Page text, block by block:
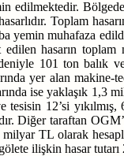
edilmektedir.
Toplam
yemin muhafaza
hasarın
101 ton balık
yer alan makine-
ise yaklaşık 1,3
tesisin 12’si
Diğer taraftan
milyar TL olarak
ilişkin hasar